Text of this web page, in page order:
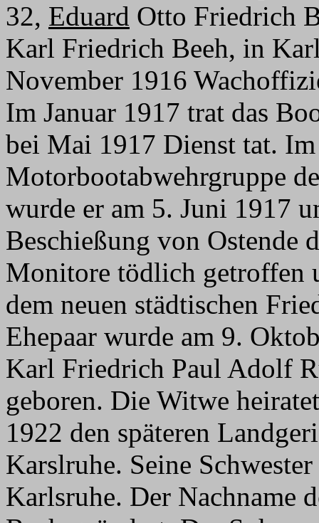
32, Eduard Otto Friedrich
Karl Friedrich Beeh, in
November 1916
Im Januar 1917 trat das
bei Mai 1917 Dienst tat.
Motorbootabwehrgruppe
wurde er am 5. Juni 1917
Beschießung von Ostende
Monitore tödlich getroffen
dem neuen städtischen
Ehepaar wurde am 9.
Karl Friedrich Paul Adolf
geboren. Die Witwe
1922 den späteren
Karslruhe. Seine
Karlsruhe. Der Nachname